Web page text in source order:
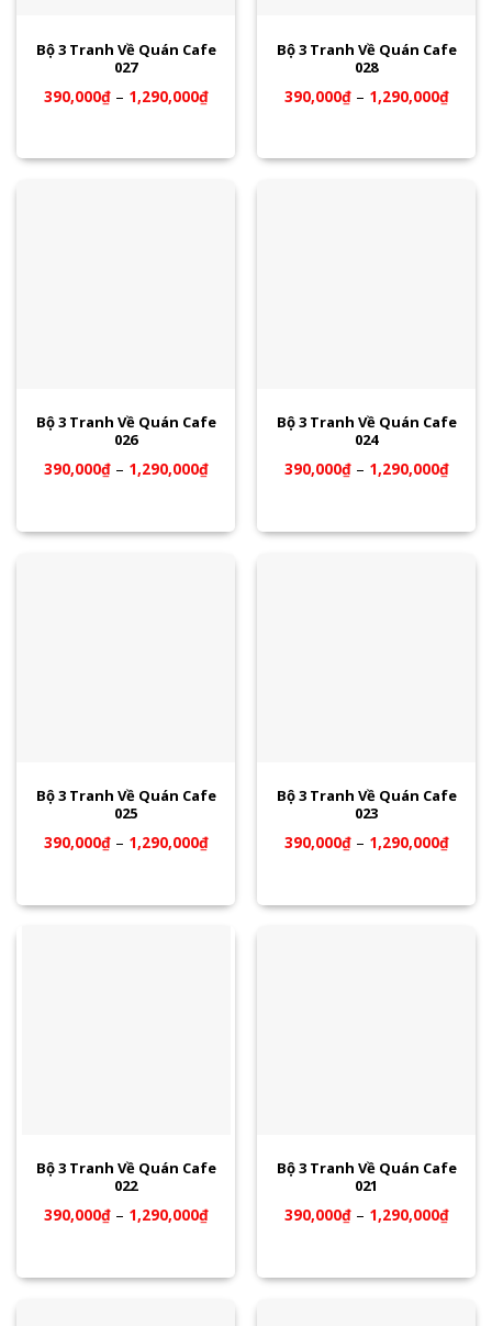
Bộ 3 Tranh Về Quán Cafe
027
390,000₫– 1,290,000₫
Bộ 3 Tranh Về Quán Cafe
028
390,000₫– 1,290,000₫
Bộ 3 Tranh Về Quán Cafe
026
390,000₫– 1,290,000₫
Bộ 3 Tranh Về Quán Cafe
024
390,000₫– 1,290,000₫
Bộ 3 Tranh Về Quán Cafe
025
390,000₫– 1,290,000₫
Bộ 3 Tranh Về Quán Cafe
023
390,000₫– 1,290,000₫
Bộ 3 Tranh Về Quán Cafe
022
390,000₫– 1,290,000₫
Bộ 3 Tranh Về Quán Cafe
021
390,000₫– 1,290,000₫